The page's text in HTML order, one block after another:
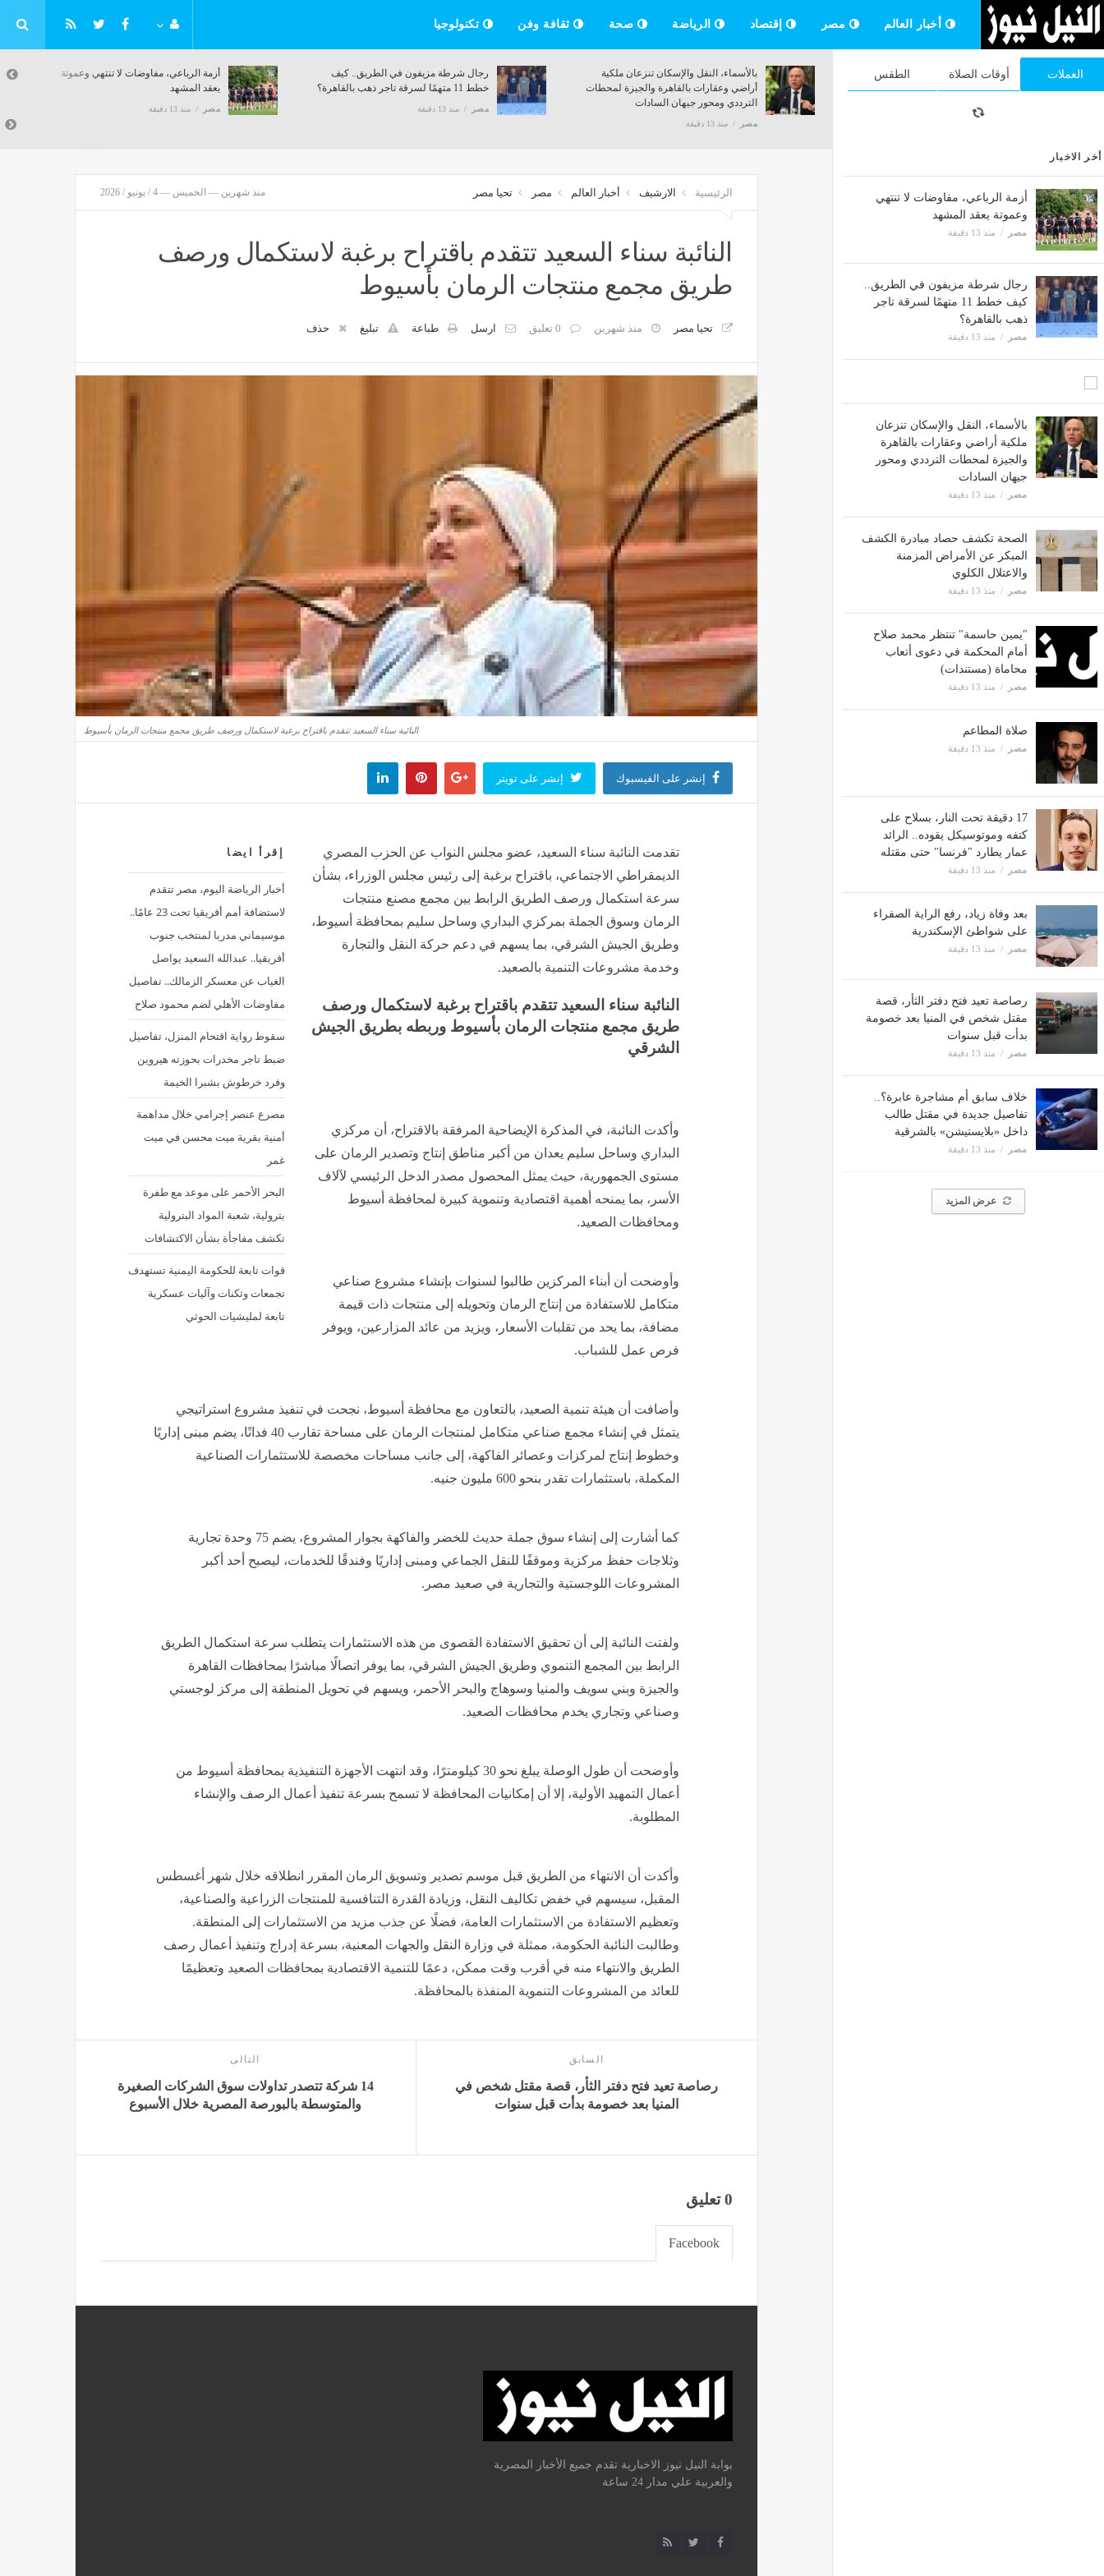
أخبار العالم مصر إقتصاد الرياضة صحة ثقافة وفن تكنولوجيا
العملات أوقات الصلاة الطقس
أخر الاخبار
أزمة الرباعي، مفاوضات لا تنتهي
وعموتة يعقد المشهد
مصر منذ 13 دقيقة
رجال شرطة مزيفون في الطريق..
كيف خطط 11 متهمًا لسرقة تاجر
ذهب بالقاهرة؟
مصر منذ 13 دقيقة
بالأسماء، النقل والإسكان تنزعان
ملكية أراضي وعقارات بالقاهرة
والجيزة لمحطات الترددي ومحور
جيهان السادات
مصر منذ 13 دقيقة
الصحة تكشف حصاد مبادرة الكشف
المبكر عن الأمراض المزمنة
والاعتلال الكلوي
مصر منذ 13 دقيقة
"يمين حاسمة" تنتظر محمد صلاح
أمام المحكمة في دعوى أتعاب
محاماة (مستندات)
مصر منذ 13 دقيقة
صلاة المطاعم
مصر منذ 13 دقيقة
17 دقيقة تحت النار، بسلاح على
كتفه وموتوسيكل يقوده.. الرائد
عمار يطارد "فرنسا" حتى مقتله
مصر منذ 13 دقيقة
بعد وفاة زياد، رفع الراية الصفراء
على شواطئ الإسكندرية
مصر منذ 13 دقيقة
رصاصة تعيد فتح دفتر الثأر، قصة
مقتل شخص في المنيا بعد خصومة
بدأت قبل سنوات
مصر منذ 13 دقيقة
خلاف سابق أم مشاجرة عابرة؟..
تفاصيل جديدة في مقتل طالب
داخل «بلايستيشن» بالشرقية
مصر منذ 13 دقيقة
عرض المزيد
أزمة
رجال شرطة مزيفون في الطريق.. كيف
خطط 11 متهمًا لسرقة تاجر ذهب بالقاهرة؟
بالأسماء، النقل والإسكان تنزعان ملكية
أراضي وعقارات بالقاهرة والجيزة لمحطات
الترددي ومحور جيهان السادات
الصحة تكشف حصاد مبادرة الكشف المبكر
عن الأمراض المزمنة والاعتلال الكلوي
"يمين حاسمة" تنتظر محمد صلاح أمام
في دعوى أتعاب محاماة (مستندات)
الرئيسية الارشيف أخبار العالم مصر تحيا مصر منذ شهرين — الخميس — 4 / يونيو / 2026
النائبة سناء السعيد تتقدم باقتراح برغبة لاستكمال ورصف
طريق مجمع منتجات الرمان بأسيوط
تحيا مصر منذ شهرين 0 تعليق ارسل طباعة تبليغ حذف
النائبة سناء السعيد تتقدم باقتراح برغبة لاستكمال ورصف طريق مجمع منتجات الرمان بأسيوط
إنشر على الفيسبوك إنشر على تويتر
إقرأ ايضا
أخبار الرياضة اليوم، مصر تتقدم
لاستضافة أمم أفريقيا تحت 23 عامًا..
موسيماني مدربا لمنتخب جنوب
أفريقيا.. عبدالله السعيد يواصل
الغياب عن معسكر الزمالك.. تفاصيل
مفاوضات الأهلي لضم محمود صلاح
سقوط رواية اقتحام المنزل، تفاصيل
ضبط تاجر مخدرات بحوزته هيروين
وفرد خرطوش بشبرا الخيمة
مصرع عنصر إجرامي خلال مداهمة
أمنية بقرية ميت محسن في ميت
غمر
البحر الأحمر على موعد مع طفرة
بترولية، شعبة المواد البترولية
تكشف مفاجأة بشأن الاكتشافات
قوات تابعة للحكومة اليمنية تستهدف
تجمعات وثكنات وآليات عسكرية
تابعة لمليشيات الحوثي
تقدمت النائبة سناء السعيد، عضو مجلس النواب عن الحزب المصري
الديمقراطي الاجتماعي، باقتراح برغبة إلى رئيس مجلس الوزراء، بشأن
سرعة استكمال ورصف الطريق الرابط بين مجمع مصنع منتجات
الرمان وسوق الجملة بمركزي البداري وساحل سليم بمحافظة أسيوط،
وطريق الجيش الشرقي، بما يسهم في دعم حركة النقل والتجارة
وخدمة مشروعات التنمية بالصعيد.
النائبة سناء السعيد تتقدم باقتراح برغبة لاستكمال ورصف
طريق مجمع منتجات الرمان بأسيوط وربطه بطريق الجيش
الشرقي
وأكدت النائبة، في المذكرة الإيضاحية المرفقة بالاقتراح، أن مركزي
البداري وساحل سليم يعدان من أكبر مناطق إنتاج وتصدير الرمان على
مستوى الجمهورية، حيث يمثل المحصول مصدر الدخل الرئيسي لآلاف
الأسر، بما يمنحه أهمية اقتصادية وتنموية كبيرة لمحافظة أسيوط
ومحافظات الصعيد.
وأوضحت أن أبناء المركزين طالبوا لسنوات بإنشاء مشروع صناعي
متكامل للاستفادة من إنتاج الرمان وتحويله إلى منتجات ذات قيمة
مضافة، بما يحد من تقلبات الأسعار، ويزيد من عائد المزارعين، ويوفر
فرص عمل للشباب.
وأضافت أن هيئة تنمية الصعيد، بالتعاون مع محافظة أسيوط، نجحت في تنفيذ مشروع استراتيجي
يتمثل في إنشاء مجمع صناعي متكامل لمنتجات الرمان على مساحة تقارب 40 فدانًا، يضم مبنى إداريًا
وخطوط إنتاج لمركزات وعصائر الفاكهة، إلى جانب مساحات مخصصة للاستثمارات الصناعية
المكملة، باستثمارات تقدر بنحو 600 مليون جنيه.
كما أشارت إلى إنشاء سوق جملة حديث للخضر والفاكهة بجوار المشروع، يضم 75 وحدة تجارية
وثلاجات حفظ مركزية وموقفًا للنقل الجماعي ومبنى إداريًا وفندقًا للخدمات، ليصبح أحد أكبر
المشروعات اللوجستية والتجارية في صعيد مصر.
ولفتت النائبة إلى أن تحقيق الاستفادة القصوى من هذه الاستثمارات يتطلب سرعة استكمال الطريق
الرابط بين المجمع التنموي وطريق الجيش الشرقي، بما يوفر اتصالًا مباشرًا بمحافظات القاهرة
والجيزة وبني سويف والمنيا وسوهاج والبحر الأحمر، ويسهم في تحويل المنطقة إلى مركز لوجستي
وصناعي وتجاري يخدم محافظات الصعيد.
وأوضحت أن طول الوصلة يبلغ نحو 30 كيلومترًا، وقد انتهت الأجهزة التنفيذية بمحافظة أسيوط من
أعمال التمهيد الأولية، إلا أن إمكانيات المحافظة لا تسمح بسرعة تنفيذ أعمال الرصف والإنشاء
المطلوبة.
وأكدت أن الانتهاء من الطريق قبل موسم تصدير وتسويق الرمان المقرر انطلاقه خلال شهر أغسطس
المقبل، سيسهم في خفض تكاليف النقل، وزيادة القدرة التنافسية للمنتجات الزراعية والصناعية،
وتعظيم الاستفادة من الاستثمارات العامة، فضلًا عن جذب مزيد من الاستثمارات إلى المنطقة.
وطالبت النائبة الحكومة، ممثلة في وزارة النقل والجهات المعنية، بسرعة إدراج وتنفيذ أعمال رصف
الطريق والانتهاء منه في أقرب وقت ممكن، دعمًا للتنمية الاقتصادية بمحافظات الصعيد وتعظيمًا
للعائد من المشروعات التنموية المنفذة بالمحافظة.
السابق
رصاصة تعيد فتح دفتر الثأر، قصة مقتل شخص في
المنيا بعد خصومة بدأت قبل سنوات
التالى
14 شركة تتصدر تداولات سوق الشركات الصغيرة
والمتوسطة بالبورصة المصرية خلال الأسبوع
0 تعليق
Facebook
بوابة النيل نيوز الاخبارية تقدم جميع الأخبار المصرية
والعربية علي مدار 24 ساعة